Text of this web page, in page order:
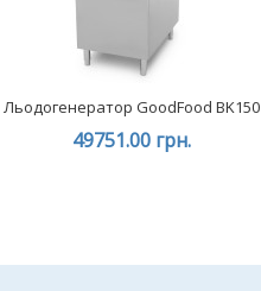
Льодогенератор GoodFood BK150
49751.00 грн.